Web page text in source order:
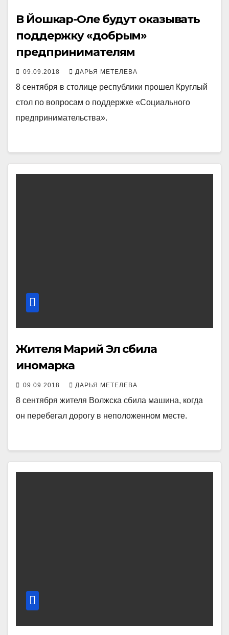
В Йошкар-Оле будут оказывать
поддержку «добрым»
предпринимателям
09.09.2018 ДАРЬЯ МЕТЕЛЕВА
8 сентября в столице республики прошел Круглый
стол по вопросам о поддержке «Социального
предпринимательства».
Жителя Марий Эл сбила
иномарка
09.09.2018 ДАРЬЯ МЕТЕЛЕВА
8 сентября жителя Волжска сбила машина, когда
он перебегал дорогу в неположенном месте.